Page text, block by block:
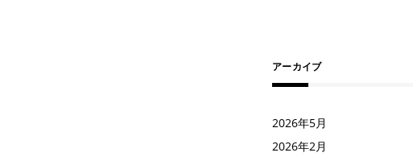
アーカイブ
2026年5月
2026年2月